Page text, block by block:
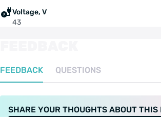
Voltage, V
43
FEEDBACK QUESTIONS
SHARE YOUR THOUGHTS ABOUT THIS